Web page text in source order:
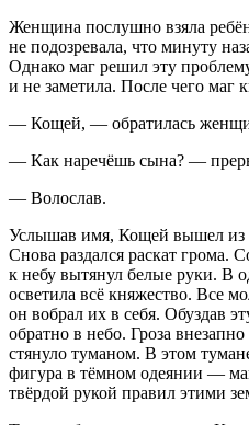
Женщина послушно взяла
не подозревала, что минуту
Однако маг решил эту
и не заметила. После чего маг
— Кощей, — обратилась
— Как наречёшь сына? —
— Волослав.
Услышав имя, Кощей вышел из
Снова раздался раскат
к небу вытянул белые руки. В
осветила всё княжество. Все
он вобрал их в себя. Обуздав
обратно в небо. Гроза
стянуло туманом. В этом
фигура в тёмном одеянии —
твёрдой рукой правил этими